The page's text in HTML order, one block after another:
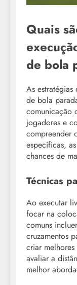
Quais
de bola
As
de bola
comunicação
jogadores e
compreender
específicas,
chances de
Técnicas
Ao executar
focar na
comuns
cruzamentos
criar
avaliar a
melhor